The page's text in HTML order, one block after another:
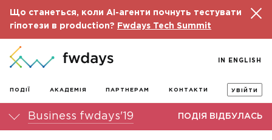
Що станеться, коли AI-агенти почнуть тестувати
гіпотези в production?
Fwdays Tech Summit
ПОДІЇ АКАДЕМІЯ ПАРТНЕРАМ КОНТАКТИ УВІЙТИ
IN ENGLISH
Business fwdays'19 ПОДІЯ ВІДБУЛАСЬ